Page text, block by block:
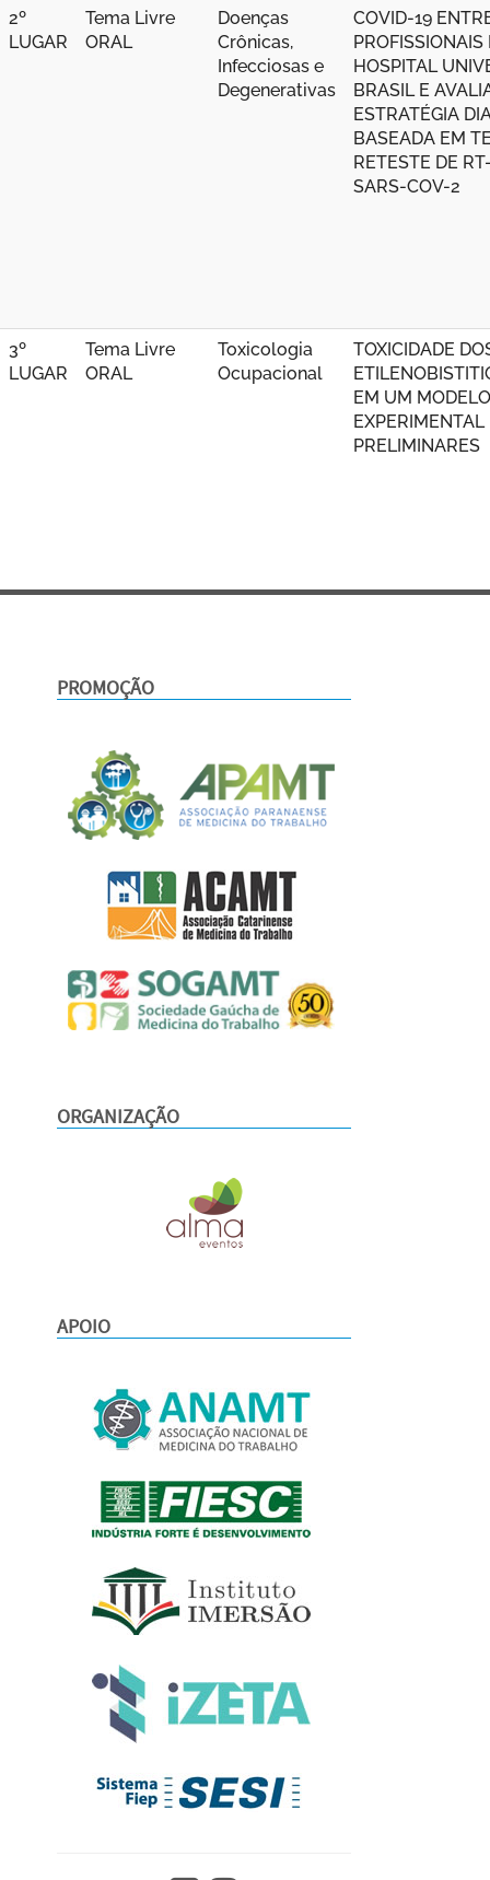
2º
LUGAR
Tema Livre
ORAL
Doenças
Crônicas,
Infecciosas e
Degenerativas
COVID-19
HOSPITAL
BRASIL E
ESTRATÉGIA
BASEADA EM
RETESTE DE
SARS-COV-2
3º
LUGAR
Tema Livre
ORAL
Toxicologia
Ocupacional
TOXICIDADE
EM UM MODELO
EXPERIMENTAL
PRELIMINARES
PROMOÇÃO
ORGANIZAÇÃO
APOIO